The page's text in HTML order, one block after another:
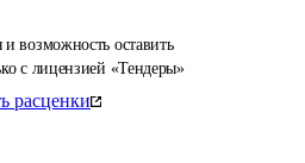
возможность оставить
с лицензией «Тендеры»
расценки